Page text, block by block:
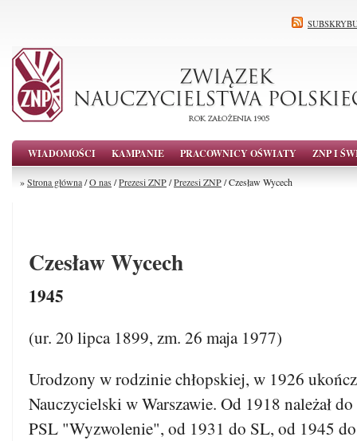
WIADOMOŚCI KAMPANIE PRACOWNICY OŚWIATY ZNP I
»Strona główna/O nas /Prezesi ZNP/Prezesi ZNP/ Czesław Wycech
Czesław Wycech
1945
(ur. 20 lipca 1899, zm. 26 maja 1977)
Urodzony w rodzinie chłopskiej, w 1926
Nauczycielski w Warszawie. Od 1918 należał
PSL "Wyzwolenie", od 1931 do SL, od 1945